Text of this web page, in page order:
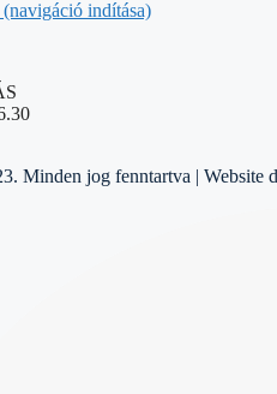
indítása)
Minden jog fenntartva | Website